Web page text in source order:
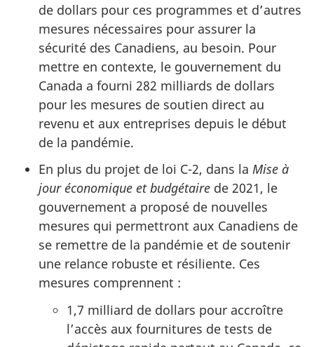
de dollars pour ces programmes et d’autres
mesures nécessaires pour assurer la
sécurité des Canadiens, au besoin. Pour
mettre en contexte, le gouvernement du
Canada a fourni 282 milliards de dollars
pour les mesures de soutien direct au
revenu et aux entreprises depuis le début
de la pandémie.
En plus du projet de loi C-2, dans la Mise à
jour économique et budgétaire de 2021, le
gouvernement a proposé de nouvelles
mesures qui permettront aux Canadiens de
se remettre de la pandémie et de soutenir
une relance robuste et résiliente. Ces
mesures comprennent :
1,7 milliard de dollars pour accroître
l’accès aux fournitures de tests de